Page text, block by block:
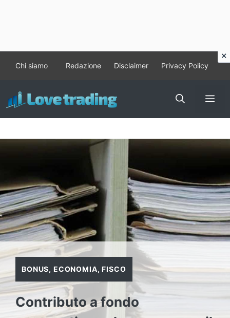
contenuto
Chi siamo Redazione Disclaimer Privacy Policy
BONUS, ECONOMIA,FISCO
Contributo a fondo